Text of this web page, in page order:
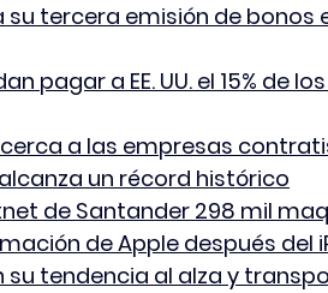
tercera emisión de bonos
pagar a EE. UU. el 15% de
a las empresas
un récord histórico
de Santander 298 mil
de Apple después del
tendencia al alza y